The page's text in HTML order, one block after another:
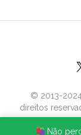
Não
© 2013-
direitos